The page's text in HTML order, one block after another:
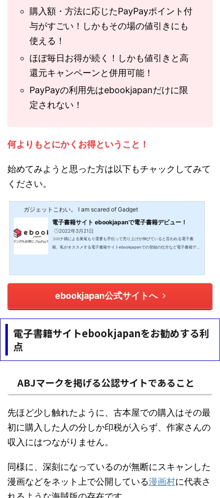
購入額・方法に応じたPayPayポイント付
与がすごい！しかもその場の値引きにも
使える！
ほぼ毎日お得が続く！しかも値引きと高
還元キャンペーンと併用可能！
PayPayの利用先はebookjapanだけに限
定されない！
何よりもとにかくお得ということ！
始めてみようと思った方は以下もチャックしてみて
ください。
ガジェットこわい。 I am scared of Gadget
電子書籍サイト ebookjapanで電子書籍デビュー！
2022年3月21日
コロナ禍による巣篭もり需要も手伝って売り上げが伸びていると言われる電子書
籍。私がオススメする電子書籍サイトebookjapanでの登録の仕方など電子書籍デビ
ebookjapan公式サイトへ
電子書籍サイトebookjapanをお勧めする利
点
ABJマークを掲げる公認サイトであること
先ほど少し触れたように、古本屋での購入はその最
初に購入した人の分しか印税が入らず、作家さんの
収入にはつながりません。
同様に、深刻になっているのが無断にスキャンした
漫画などをネット上で公開している漫画村に代表さ